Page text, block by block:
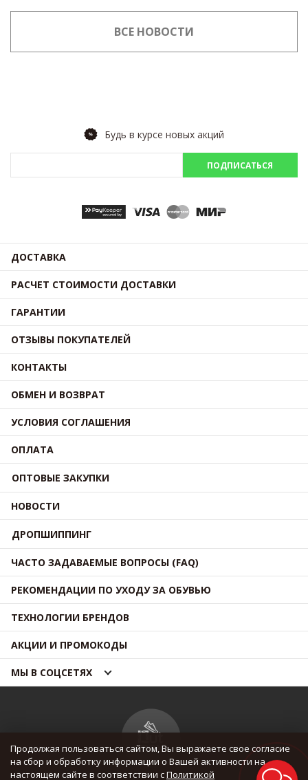
ВСЕ НОВОСТИ
Будь в курсе новых акций
ПОДПИСАТЬСЯ
ДОСТАВКА
РАСЧЕТ СТОИМОСТИ ДОСТАВКИ
ГАРАНТИИ
ОТЗЫВЫ ПОКУПАТЕЛЕЙ
КОНТАКТЫ
ОБМЕН И ВОЗВРАТ
УСЛОВИЯ СОГЛАШЕНИЯ
ОПЛАТА
ОПТОВЫЕ ЗАКУПКИ
НОВОСТИ
ДРОПШИППИНГ
ЧАСТО ЗАДАВАЕМЫЕ ВОПРОСЫ (FAQ)
РЕКОМЕНДАЦИИ ПО УХОДУ ЗА ОБУВЬЮ
ТЕХНОЛОГИИ БРЕНДОВ
АКЦИИ И ПРОМОКОДЫ
МЫ В СОЦСЕТЯХ
Продолжая пользоваться сайтом, Вы выражаете свое согласие
на сбор и обработку информации о Вашей активности на
настоящем сайте в соответствии сПолитикой